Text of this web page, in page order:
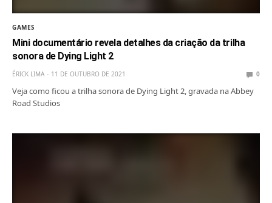
GAMES
Mini documentário revela detalhes da criação da trilha
sonora de Dying Light 2
ÉRICK LIMA 11 DE OUTUBRO DE 2021 0
Veja como ficou a trilha sonora de Dying Light 2, gravada na Abbey
Road Studios